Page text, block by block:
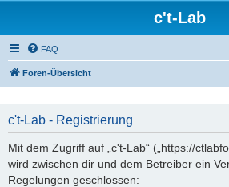
c't-Lab
FAQ
Foren-Übersicht
c't-Lab - Registrierung
Mit dem Zugriff auf „c't-Lab“ („https://
wird zwischen dir und dem Betreiber ein
Regelungen geschlossen: